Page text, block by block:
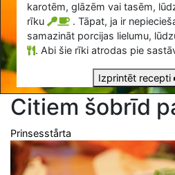
karotēm, glāzēm vai tasēm,
rīku
. Tāpat, ja ir
samazināt porcijas lielumu,
. Abi šie rīki atrodas pie
Izprintēt recepti
Citiem šobrīd
Prinsesstårta